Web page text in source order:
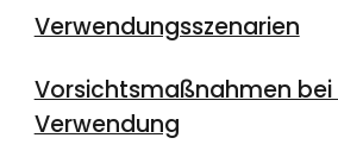
Verwendungsszenarien
Vorsichtsmaßnahmen bei
Verwendung